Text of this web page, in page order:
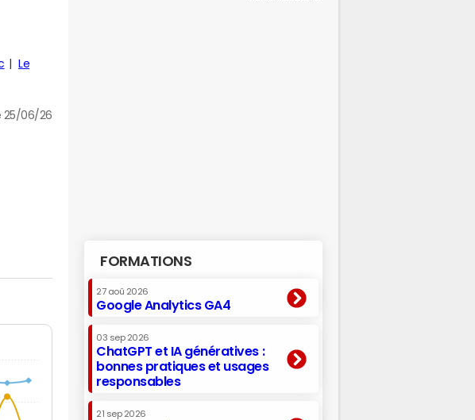
Le
25/06/26
FORMATIONS
27 aoû 2026
Google Analytics GA4
03 sep 2026
ChatGPT et IA génératives :
bonnes pratiques et usages
responsables
21 sep 2026